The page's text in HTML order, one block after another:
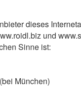
dieses
und
Sinne ist:
München)